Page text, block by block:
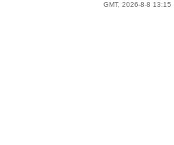
GMT, 2026-8-8 13:15